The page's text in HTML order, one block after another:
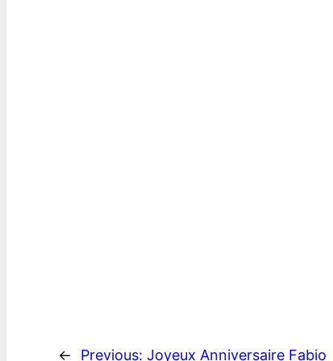
← Previous: Joyeux Anniversaire Fabio